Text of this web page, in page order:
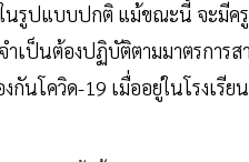
ในรูปแบบปกติ แม้ขณะนี้ จะมีค
เป็นต้องปฏิบัติตามมาตรการ
โควิด-19 เมื่ออยู่ในโรงเรีย